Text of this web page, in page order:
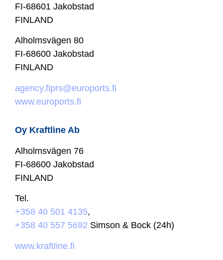
FI-68601 Jakobstad
FINLAND
Alholmsvägen 80
FI-68600 Jakobstad
FINLAND
agency.fiprs@euroports.fi
www.euroports.fi
Oy Kraftline Ab
Alholmsvägen 76
FI-68600 Jakobstad
FINLAND
Tel.
+358 40 501 4135,
+358 40 557 5692 Simson & Bock (24h)
www.kraftline.fi